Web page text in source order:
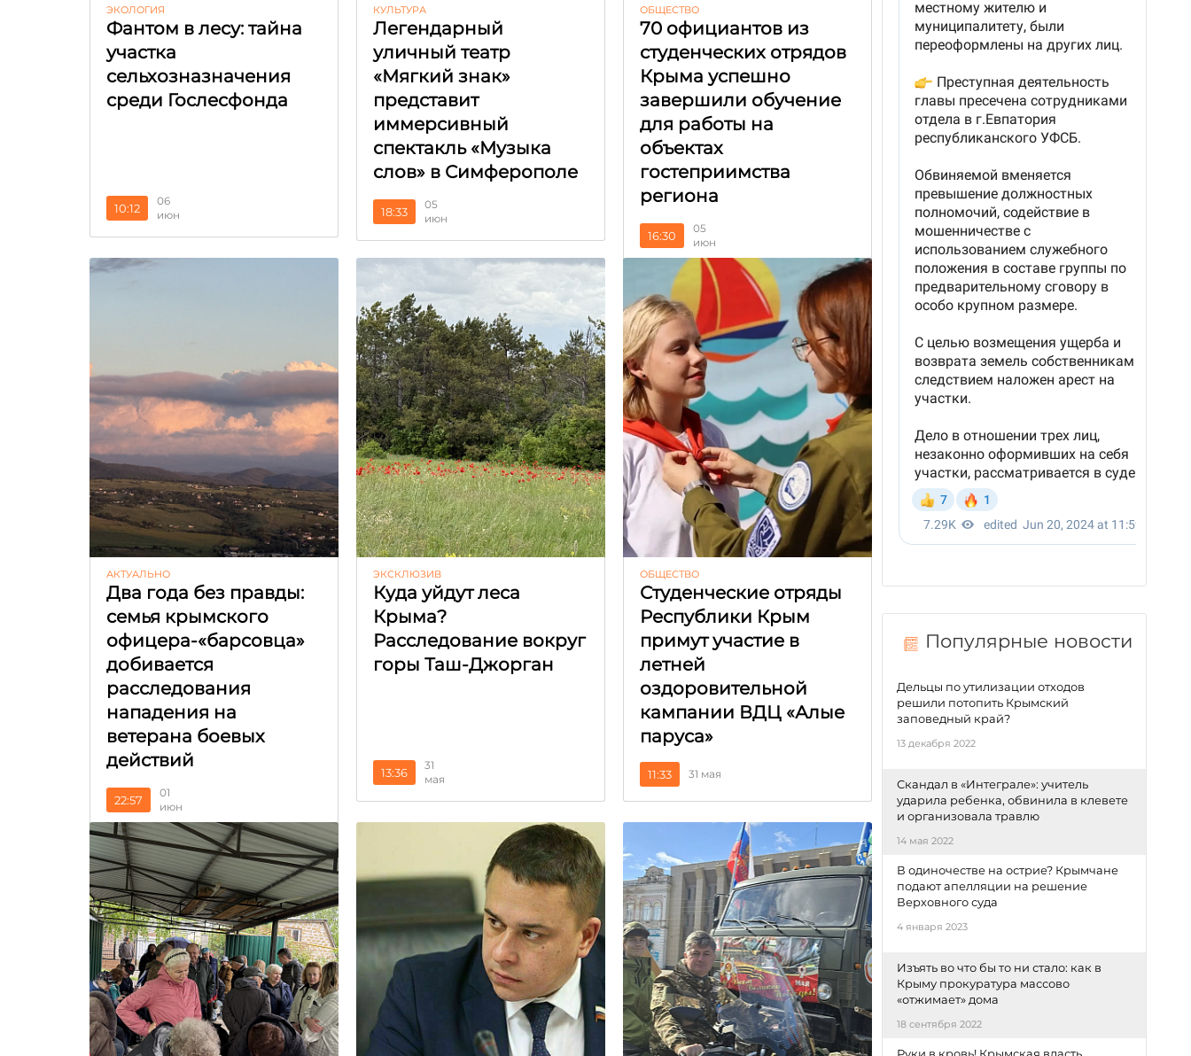
ЭКОЛОГИЯ
Фантом в лесу: тайна
участка
сельхозназначения
среди Гослесфонда
10:12
06
июн
КУЛЬТУРА
Легендарный
уличный театр
«Мягкий знак»
представит
иммерсивный
спектакль «Музыка
слов» в Симферополе
18:33
05
июн
ОБЩЕСТВО
70 официантов из
студенческих отрядов
Крыма успешно
завершили обучение
для работы на
объектах
гостеприимства
региона
16:30
05
июн
АКТУАЛЬНО
Два года без правды:
семья крымского
офицера-«барсовца»
добивается
расследования
нападения на
ветерана боевых
действий
22:57
01
июн
ЭКСКЛЮЗИВ
Куда уйдут леса
Крыма?
Расследование вокруг
горы Таш-Джорган
13:36
31
мая
ОБЩЕСТВО
Студенческие отряды
Республики Крым
примут участие в
летней
оздоровительной
кампании ВДЦ «Алые
паруса»
11:33 31 мая
Популярные новости
Дельцы по утилизации отходов
решили потопить Крымский
заповедный край?
13 декабря 2022
Скандал в «Интеграле»: учитель
ударила ребенка, обвинила в клевете
и организовала травлю
14 мая 2022
В одиночестве на острие? Крымчане
подают апелляции на решение
Верховного суда
4 января 2023
Изъять во что бы то ни стало: как в
Крыму прокуратура массово
«отжимает» дома
18 сентября 2022